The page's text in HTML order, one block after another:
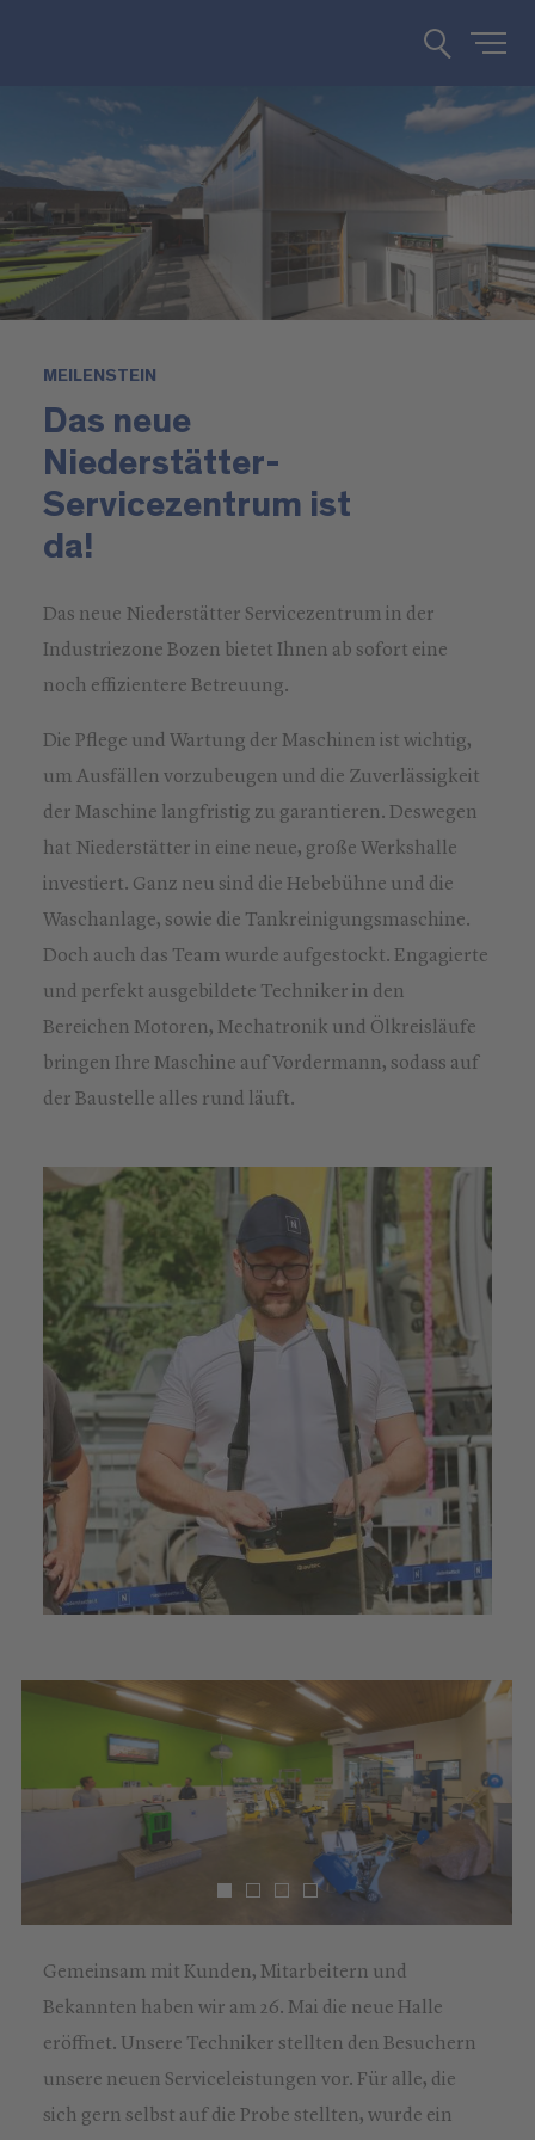
MEILENSTEIN
Das neue
Niederstätter-
Servicezentrum ist
da!
Das neue Niederstätter Servicezentrum in der
Industriezone Bozen bietet Ihnen ab sofort eine
noch effizientere Betreuung.
Die Pflege und Wartung der Maschinen ist wichtig,
um Ausfällen vorzubeugen und die Zuverlässigkeit
der Maschine langfristig zu garantieren. Deswegen
hat Niederstätter in eine neue, große Werkshalle
investiert. Ganz neu sind die Hebebühne und die
Waschanlage, sowie die Tankreinigungsmaschine.
Doch auch das Team wurde aufgestockt. Engagierte
und perfekt ausgebildete Techniker in den
Bereichen Motoren, Mechatronik und Ölkreisläufe
bringen Ihre Maschine auf Vordermann, sodass auf
der Baustelle alles rund läuft.
Gemeinsam mit Kunden, Mitarbeitern und
Bekannten haben wir am 26. Mai die neue Halle
eröffnet. Unsere Techniker stellten den Besuchern
unsere neuen Serviceleistungen vor. Für alle, die
sich gern selbst auf die Probe stellten, wurde ein